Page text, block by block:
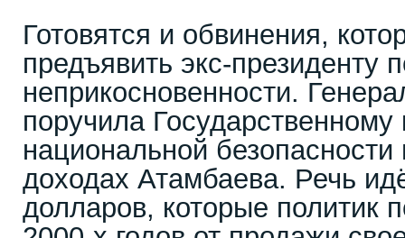
Готовятся и обвинения,
предъявить экс-президенту
неприкосновенности.
поручила Государственному
национальной
доходах Атамбаева. Речь
долларов, которые политик